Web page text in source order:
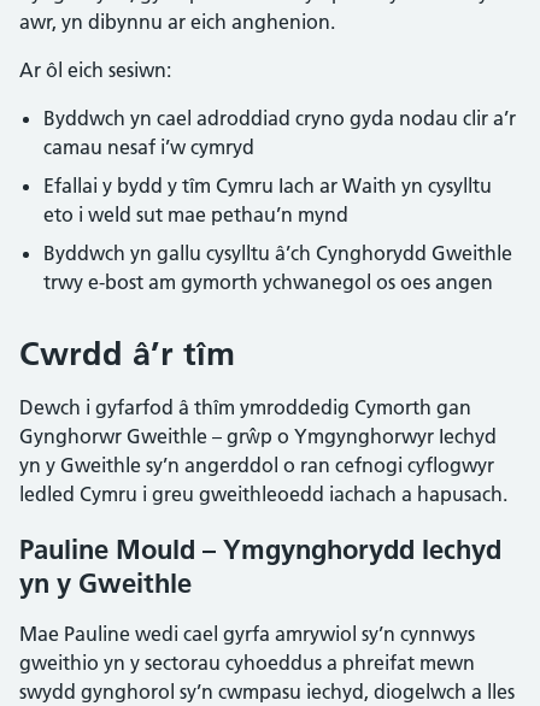
awr, yn dibynnu ar eich anghenion.
Ar ôl eich sesiwn:
Byddwch yn cael adroddiad cryno gyda nodau clir a’r
camau nesaf i’w cymryd
Efallai y bydd y tîm Cymru Iach ar Waith yn cysylltu
eto i weld sut mae pethau’n mynd
Byddwch yn gallu cysylltu â’ch Cynghorydd Gweithle
trwy e-bost am gymorth ychwanegol os oes angen
Cwrdd â’r tîm
Dewch i gyfarfod â thîm ymroddedig Cymorth gan
Gynghorwr Gweithle – grŵp o Ymgynghorwyr Iechyd
yn y Gweithle sy’n angerddol o ran cefnogi cyflogwyr
ledled Cymru i greu gweithleoedd iachach a hapusach.
Pauline Mould – Ymgynghorydd Iechyd
yn y Gweithle
Mae Pauline wedi cael gyrfa amrywiol sy’n cynnwys
gweithio yn y sectorau cyhoeddus a phreifat mewn
swydd gynghorol sy’n cwmpasu iechyd, diogelwch a lles